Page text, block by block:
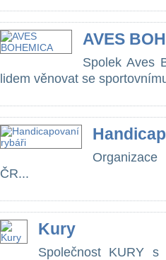
AVES
Spolek Aves
lidem věnovat se
ČR...
Kury
Společnost KURY